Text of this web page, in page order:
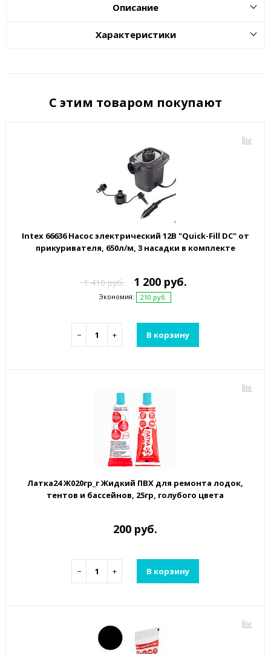
Описание
Характеристики
С этим товаром покупают
Intex 66636 Насос электрический 12В "Quick-Fill DC" от
прикуривателя, 650л/м, 3 насадки в комплекте
1 410 руб. 1 200 руб.
Экономия: 210 руб.
− + В корзину
Латка24 Ж020гр_г Жидкий ПВХ для ремонта лодок,
тентов и бассейнов, 25гр, голубого цвета
200 руб.
− + В корзину